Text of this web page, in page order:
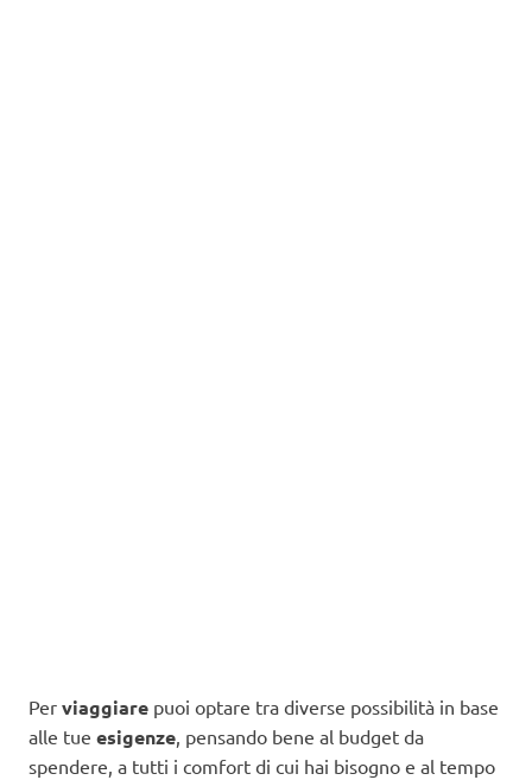
Per viaggiare puoi optare tra diverse possibilità in base
alle tue esigenze , pensando bene al budget da
spendere, a tutti i comfort di cui hai bisogno e al tempo